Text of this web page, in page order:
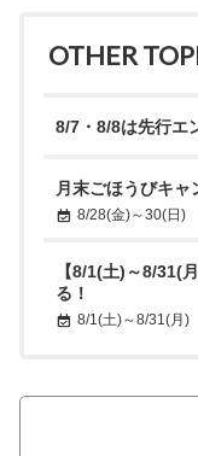
OTHER
8/7・8/8は先行エ
月末ごほうびキャ
8/28(金)～30(日)
【8/1(土)～8/31(
る！
8/1(土)～8/31(月)